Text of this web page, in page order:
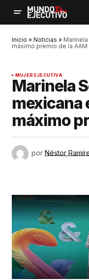
Inicio » Noticias »
máximo premio de la AAM
MUJER EJECUTIVA
Marinela
mexicana
máximo
por Néstor